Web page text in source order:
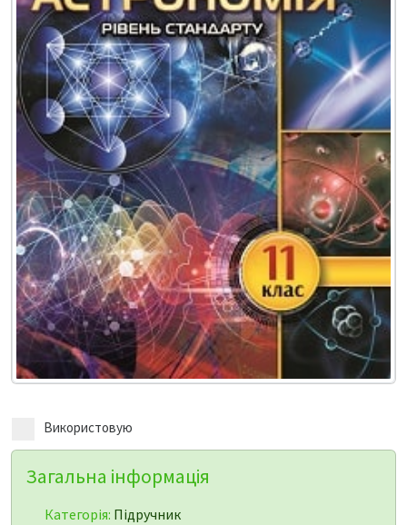
Використовую
Загальна інформація
Категорія: Підручник